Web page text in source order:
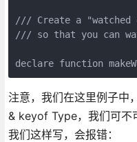
/// Create a
/// so that you can
declare function
注意，我们在这里例子中
& keyof Type，我们可不
我们这样写，会报错：